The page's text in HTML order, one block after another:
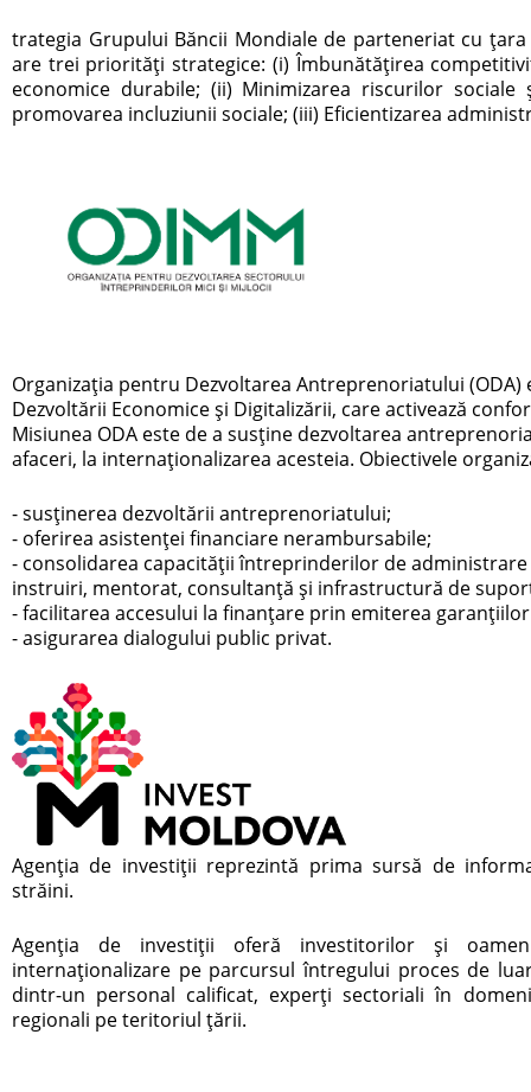
trategia Grupului Băncii Mondiale de parteneriat cu
are trei priorităţi strategice: (i) Îmbunătăţirea
economice durabile; (ii) Minimizarea riscurilor
promovarea incluziunii sociale; (iii) Eficientizarea
Organizația pentru Dezvoltarea Antreprenoriatului
Dezvoltării Economice și Digitalizării, care activează
Misiunea ODA este de a susține dezvoltarea
afaceri, la internaționalizarea acesteia. Obiectivele
- susținerea dezvoltării antreprenoriatului;
- oferirea asistenței financiare nerambursabile;
- consolidarea capacității întreprinderilor de
instruiri, mentorat, consultanță și infrastructură de
- facilitarea accesului la finanțare prin emiterea
- asigurarea dialogului public privat.
Agenţia de investiţii reprezintă prima sursă de
străini.
Agenţia de investiţii oferă investitorilor și
internaționalizare pe parcursul întregului proces de
dintr-un personal calificat, experți sectoriali în
regionali pe teritoriul țării.